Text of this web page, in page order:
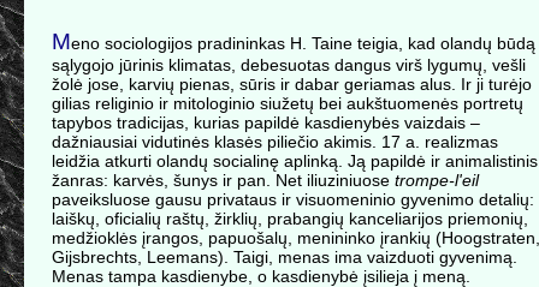
Meno sociologijos pradininkas H. Taine teigia, kad olandų būdą
sąlygojo jūrinis klimatas, debesuotas dangus virš lygumų, vešli
žolė jose, karvių pienas, sūris ir dabar geriamas alus. Ir ji turėjo
gilias religinio ir mitologinio siužetų bei aukštuomenės portretų
tapybos tradicijas, kurias papildė kasdienybės vaizdais –
dažniausiai vidutinės klasės piliečio akimis. 17 a. realizmas
leidžia atkurti olandų socialinę aplinką. Ją papildė ir animalistinis
žanras: karvės, šunys ir pan. Net iliuziniuose trompe-l'eil
paveiksluose gausu privataus ir visuomeninio gyvenimo detalių:
laiškų, oficialių raštų, žirklių, prabangių kanceliarijos priemonių,
medžioklės įrangos, papuošalų, menininko įrankių (Hoogstraten,
Gijsbrechts, Leemans). Taigi, menas ima vaizduoti gyvenimą.
Menas tampa kasdienybe, o kasdienybė įsilieja į meną.